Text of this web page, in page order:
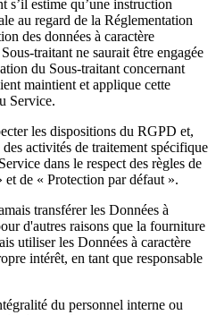
s’il estime qu’une instruction
au regard de la Réglementation
des données à caractère
traitant ne saurait être engagée
du Sous-traitant concernant
maintient et applique cette
Service.
les dispositions du RGPD et,
activités de traitement spécifique
dans le respect des règles de
de « Protection par défaut ».
transférer les Données à
d'autres raisons que la fourniture
utiliser les Données à caractère
intérêt, en tant que responsable
du personnel interne ou